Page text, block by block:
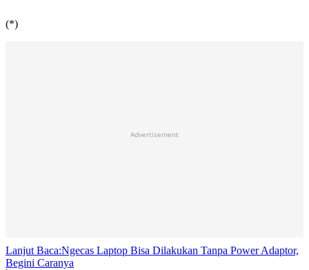
(*)
Advertisement
Lanjut Baca:Ngecas Laptop Bisa Dilakukan Tanpa Power Adaptor,
Begini Caranya